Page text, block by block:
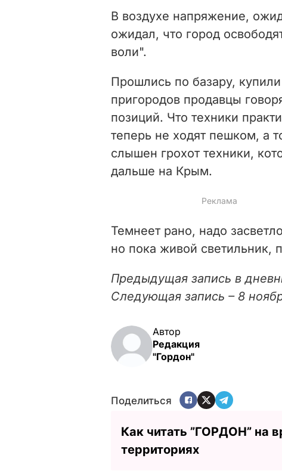
В воздухе напряжение,
ожидал, что город
воли".
Прошлись по базару,
пригородов продавцы
позиций. Что техники
теперь не ходят пешком, а
слышен грохот техники,
дальше на Крым.
Темнеет рано, надо
но пока живой светильник,
Предыдущая запись в
Следующая запись – 8
Автор
Редакция
"Гордон"
Поделиться
Как читать ”ГОРДОН” на
территориях